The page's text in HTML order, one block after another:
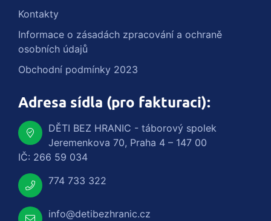
Kontakty
Informace o zásadách zpracování a ochraně
osobních údajů
Obchodní podmínky 2023
Adresa sídla (pro fakturaci):
DĚTI BEZ HRANIC - táborový spolek
Jeremenkova 70, Praha 4 – 147 00
IČ: 266 59 034
774 733 322
info@detibezhranic.cz